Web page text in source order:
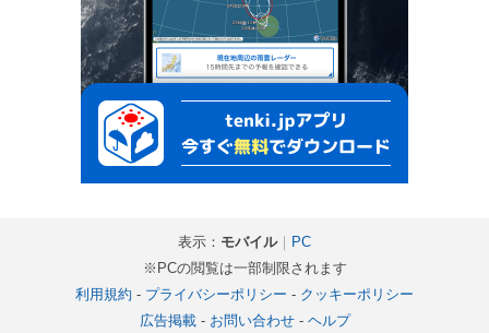
表示： モバイル｜ PC
※PCの閲覧は一部制限されます
利用規約 - プライバシーポリシー - クッキーポリシー
広告掲載- お問い合わせ- ヘルプ